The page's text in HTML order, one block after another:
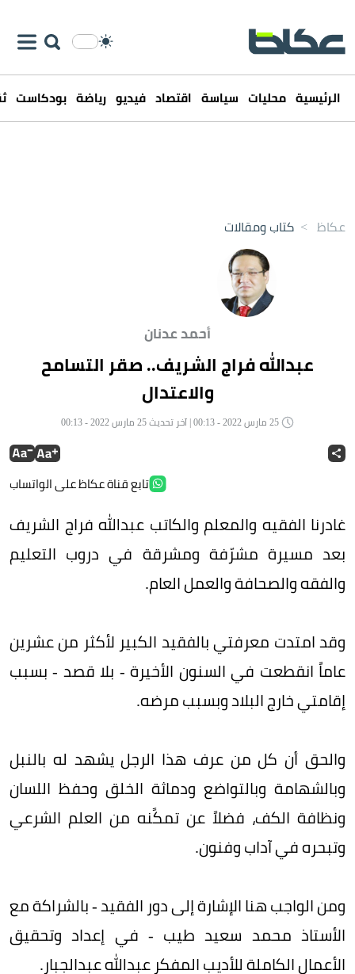
الرئيسية محليات سياسة اقتصاد فيديو رياضة بودكاست
عكاظ > كتاب ومقالات
أحمد عدنان
عبدالله فراج الشريف.. صقر التسامح
والاعتدال
تابع قناة عكاظ على الواتساب
غادرنا الفقيه والمعلم والكاتب عبدالله فراج الشريف
بعد مسيرة مشرّفة ومشرقة في دروب التعليم
والفقه والصحافة والعمل العام.
وقد امتدت معرفتي بالفقيد الكبير لأكثر من عشرين
عاماً انقطعت في السنون الأخيرة - بلا قصد - بسبب
إقامتي خارج البلاد وبسبب مرضه.
والحق أن كل من عرف هذا الرجل يشهد له بالنبل
وبالشهامة وبالتواضع ودماثة الخلق وحفظ اللسان
ونظافة الكف، فضلاً عن تمكًنه من العلم الشرعي
وتبحره في آداب وفنون.
ومن الواجب هنا الإشارة إلى دور الفقيد - بالشراكة مع
الأستاذ محمد سعيد طيب - في إعداد وتحقيق
الأعمال الكاملة للأديب المفكر عبدالله عبدالجبار.